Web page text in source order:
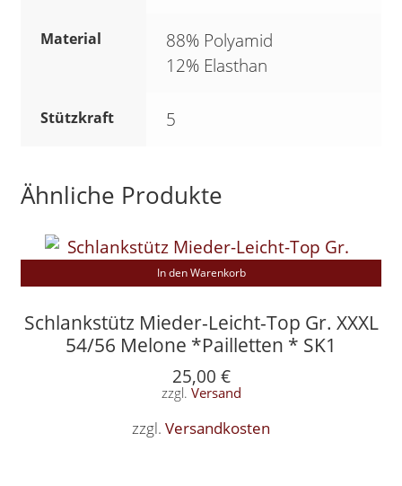
Material
88% Polyamid
12% Elasthan
Stützkraft 5
Ähnliche Produkte
Schlankstütz Mieder-Leicht-Top Gr. XXXL
54/56 Melone *Pailletten * SK1
25,00 €
zzgl. Versand
zzgl. Versandkosten
In den Warenkorb